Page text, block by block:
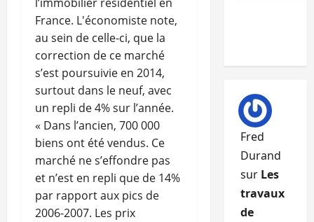
France. L'économiste note,
au sein de celle-ci, que la
correction de ce marché
s’est poursuivie en 2014,
surtout dans le neuf, avec
un repli de 4% sur l’année.
« Dans l’ancien, 700 000
biens ont été vendus. Ce
marché ne s’effondre pas
et n’est en repli que de 14%
par rapport aux pics de
2006-2007. Les prix
Fred
Durand
sur Les
travaux
de